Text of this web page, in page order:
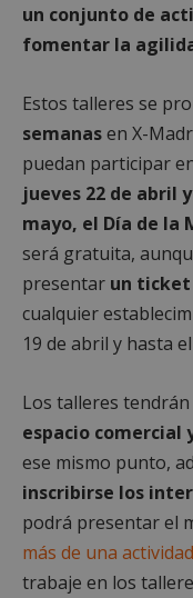
un conjunto de
fomentar la
Estos talleres se
semanasen X-
puedan participar
jueves 22 de abril
mayo, el Día de la
será gratuita,
presentar un ticket
cualquier
19 de abril y hasta
Los talleres
espacio comercial
ese mismo punto,
inscribirse los
podrá presentar el
más de una
trabaje en los